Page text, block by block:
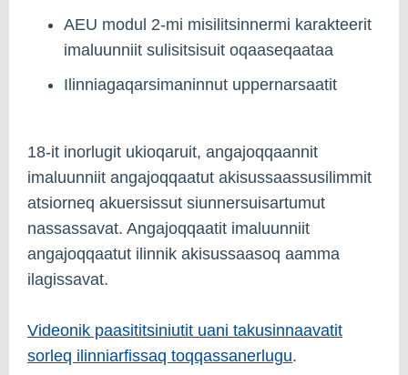
AEU modul 2-mi misilitsinnermi karakteerit
imaluunniit sulisitsisuit oqaaseqaataa
Ilinniagaqarsimaninnut uppernarsaatit
18-it inorlugit ukioqaruit, angajoqqaannit
imaluunniit angajoqqaatut akisussaassusilimmit
atsiorneq akuersissut siunnersuisartumut
nassassavat. Angajoqqaatit imaluunniit
angajoqqaatut ilinnik akisussaasoq aamma
ilagissavat.
Videonik paasititsiniutit uani takusinnaavatit
sorleq ilinniarfissaq toqqassanerlugu.